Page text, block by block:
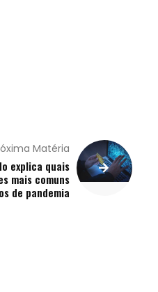
Matéria
explica quais
mais comuns
de pandemia